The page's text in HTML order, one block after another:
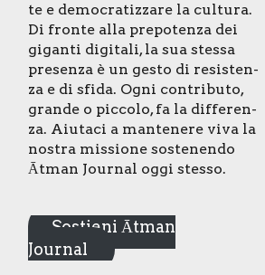
te e demo­cra­tiz­za­re la cul­tu­ra.
Di fron­te alla pre­po­ten­za dei
gigan­ti digi­ta­li, la sua stes­sa
pre­sen­za è un gesto di resi­sten­
za e di sfi­da. Ogni con­tri­bu­to,
gran­de o pic­co­lo, fa la dif­fe­ren­
za. Aiu­ta­ci a man­te­ne­re viva la
nostra mis­sio­ne soste­nen­do
Ātman Jour­nal oggi stes­so.
Sostieni Ātman
Journal